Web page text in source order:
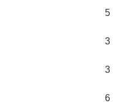
5
3
3
6